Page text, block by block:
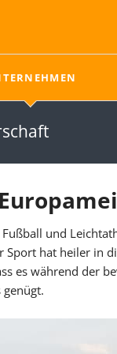
Neuigkeiten aus
im
Naturrasen
und
hat heiler in
es während der